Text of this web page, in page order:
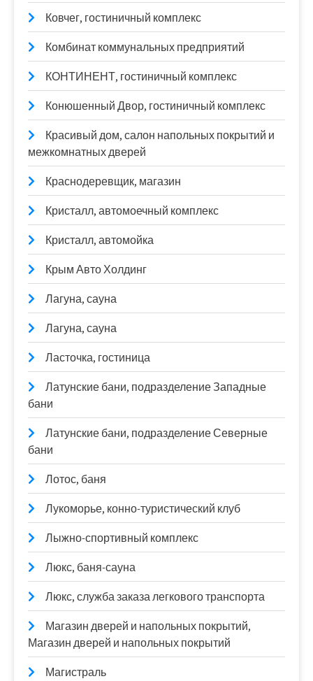
Ковчег, гостиничный комплекс
Комбинат коммунальных предприятий
КОНТИНЕНТ, гостиничный комплекс
Конюшенный Двор, гостиничный комплекс
Красивый дом, салон напольных покрытий и
межкомнатных дверей
Краснодеревщик, магазин
Кристалл, автомоечный комплекс
Кристалл, автомойка
Крым Авто Холдинг
Лагуна, сауна
Лагуна, сауна
Ласточка, гостиница
Латунские бани, подразделение Западные
бани
Латунские бани, подразделение Северные
бани
Лотос, баня
Лукоморье, конно-туристический клуб
Лыжно-спортивный комплекс
Люкс, баня-сауна
Люкс, служба заказа легкового транспорта
Магазин дверей и напольных покрытий,
Магазин дверей и напольных покрытий
Магистраль